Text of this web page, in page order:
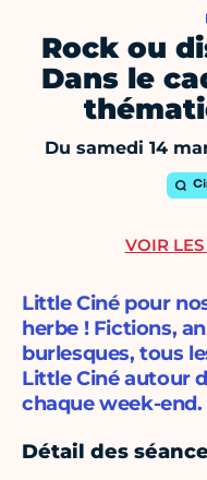
Rock ou
Dans le
Du samedi 14
Little Ciné pour
herbe ! Fictions,
burlesques, tous
Little Ciné autour
chaque week-end.
Détail des
VOIR